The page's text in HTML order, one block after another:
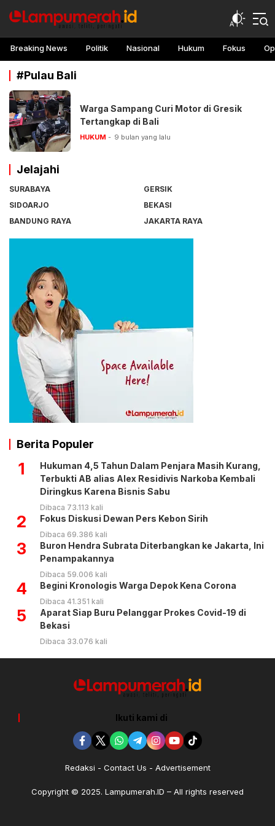
lampu merah
Awasi, teliti, peringati
Breaking News Politik Nasional Hukum Fokus
#Pulau Bali
Warga Sampang Curi Motor di Gresik
Tertangkap di Bali
HUKUM 9 bulan yang lalu
Jelajahi
SURABAYA
GERSIK
SIDOARJO
BEKASI
BANDUNG RAYA
JAKARTA RAYA
Berita Populer
1
Hukuman 4,5 Tahun Dalam Penjara Masih Kurang,
Terbukti AB alias Alex Residivis Narkoba Kembali
Diringkus Karena Bisnis Sabu
Dibaca 73.113 kali
2 Fokus Diskusi Dewan Pers Kebon Sirih
Dibaca 69.386 kali
3
Buron Hendra Subrata Diterbangkan ke Jakarta, Ini
Penampakannya
Dibaca 59.006 kali
4 Begini Kronologis Warga Depok Kena Corona
Dibaca 41.351 kali
5
Aparat Siap Buru Pelanggar Prokes Covid-19 di
Bekasi
Dibaca 33.076 kali
Ikuti kami di
Redaksi Contact Us Advertisement
Copyright © 2025. Lampumerah.ID – All rights reserved